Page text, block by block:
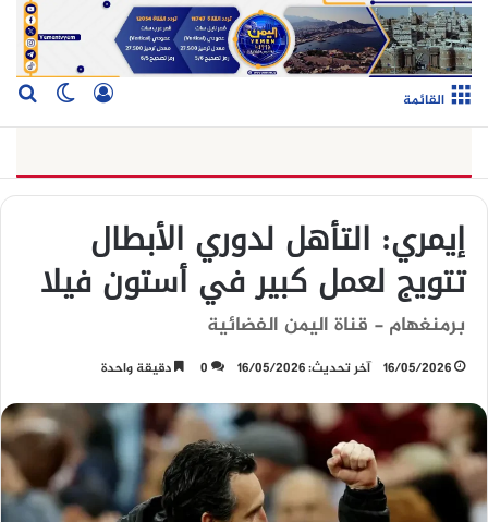
تسجيل القائمة
إيمري: التأهل لدوري الأبطال
تتويج لعمل كبير في أستون فيلا
برمنغهام - قناة اليمن الفضائية
16/05/2026 آخر تحديث: 16/05/2026 0 دقيقة واحدة